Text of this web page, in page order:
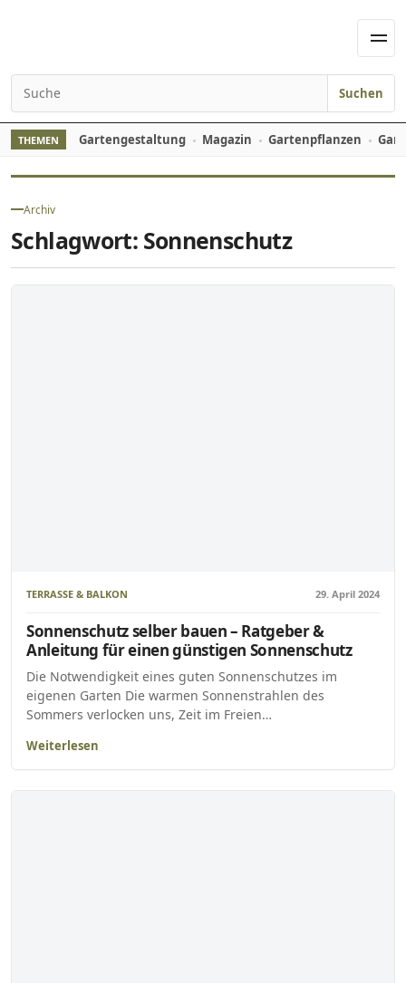
Search for:
Suchen
THEMEN Gartengestaltung Magazin Gartenpflanzen
Archiv
Schlagwort: Sonnenschutz
TERRASSE & BALKON 29. April 2024
Sonnenschutz selber bauen – Ratgeber &
Anleitung für einen günstigen Sonnenschutz
Die Notwendigkeit eines guten Sonnenschutzes im
eigenen Garten Die warmen Sonnenstrahlen des
Sommers verlocken uns, Zeit im Freien…
Weiterlesen